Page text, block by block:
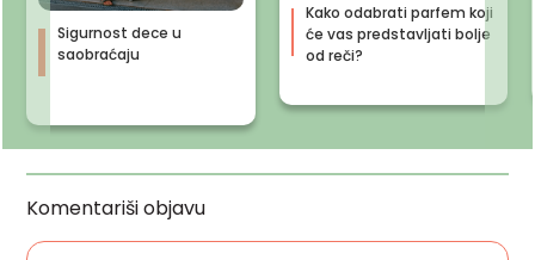
Sigurnost dece u
saobraćaju
Kako odabrati parfem koji
će vas predstavljati bolje
od reči?
Komentariši objavu